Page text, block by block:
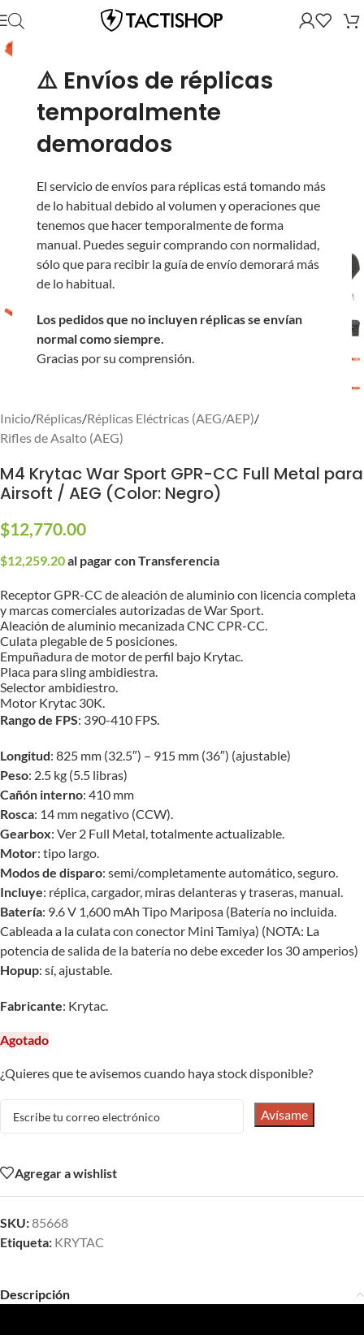
⚠️ Envíos de réplicas
temporalmente
demorados
El servicio de envíos para réplicas está tomando más
de lo habitual debido al volumen y operaciones que
tenemos que hacer temporalmente de forma
manual. Puedes seguir comprando con normalidad,
sólo que para recibir la guía de envío demorará más
de lo habitual.
Los pedidos que no incluyen réplicas se envían
normal como siempre.
Gracias por su comprensión.
Inicio/Réplicas/Réplicas Eléctricas (AEG/AEP)/
Rifles de Asalto (AEG)
M4 Krytac War Sport GPR-CC Full Metal para
Airsoft / AEG (Color: Negro)
$12,770.00
$12,259.20al pagar con Transferencia
Receptor GPR-CC de aleación de aluminio con licencia completa
y marcas comerciales autorizadas de War Sport.
Aleación de aluminio mecanizada CNC CPR-CC.
Culata plegable de 5 posiciones.
Empuñadura de motor de perfil bajo Krytac.
Placa para sling ambidiestra.
Selector ambidiestro.
Motor Krytac 30K.
Rango de FPS: 390-410 FPS.
Longitud: 825 mm (32.5″) – 915 mm (36″) (ajustable)
Peso: 2.5 kg (5.5 libras)
Cañón interno: 410 mm
Rosca: 14 mm negativo (CCW).
Gearbox: Ver 2 Full Metal, totalmente actualizable.
Motor: tipo largo.
Modos de disparo: semi/completamente automático, seguro.
Incluye: réplica, cargador, miras delanteras y traseras, manual.
Batería: 9.6 V 1,600 mAh Tipo Mariposa (Batería no incluida.
Cableada a la culata con conector Mini Tamiya) (NOTA: La
potencia de salida de la batería no debe exceder los 30 amperios)
Hopup: sí, ajustable.
Fabricante: Krytac.
Agotado
¿Quieres que te avisemos cuando haya stock disponible?
Avísame
Agregar a wishlist
SKU:85668
Etiqueta: KRYTAC
Descripción